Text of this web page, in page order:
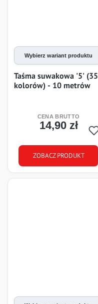
Wybierz wariant produktu
Taśma suwakowa '5' (35
kolorów) - 10 metrów
Cena
14,90 zł
ZOBACZ PRODUKT